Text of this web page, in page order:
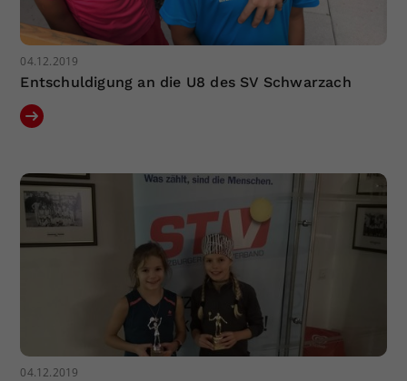
04.12.2019
Entschuldigung an die U8 des SV Schwarzach
04.12.2019